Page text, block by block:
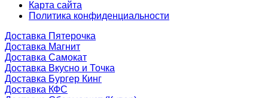
Карта сайта
Политика конфиденциальности
Доставка Пятерочка
Доставка Магнит
Доставка Самокат
Доставка Вкусно и Точка
Доставка Бургер Кинг
Доставка КФС